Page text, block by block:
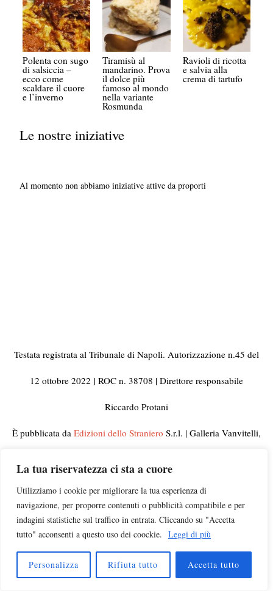
La tua riservatezza ci sta a cuore
Utilizziamo i cookie per migliorare la tua esperienza di
navigazione, per proporre contenuti o pubblicità compatibile e per
indagini statistiche sul traffico in entrata. Cliccando su "Accetta
tutto" acconsenti a questo uso dei coockie. Leggi di più
Personalizza Rifiuta tutto Accetta tutto
Polenta con sugo
di salsiccia –
ecco come
scaldare il cuore
e l’inverno
Tiramisù al
mandarino. Prova
il dolce più
famoso al mondo
nella variante
Rosmunda
Ravioli di ricotta
e salvia alla
crema di tartufo
Le nostre iniziative
Al momento non abbiamo iniziative attive da proporti
Testata registrata al Tribunale di Napoli. Autorizzazione n.45 del
12 ottobre 2022 | ROC n. 38708 | Direttore responsabile
Riccardo Protani
È pubblicata da Edizioni dello Straniero S.r.l. | Galleria Vanvitelli,
© 2023 Tutti i diritti riservati | Per informazioni, rettifiche,
segnalazioni e pubblicità visitate la paginaContatti
Campagna di ascoltoinsegnanti | Chi siamo|Privacy
Disclaimer|Newsletter